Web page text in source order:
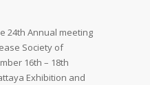
24th Annual meeting
Society of
16th – 18th
Exhibition and